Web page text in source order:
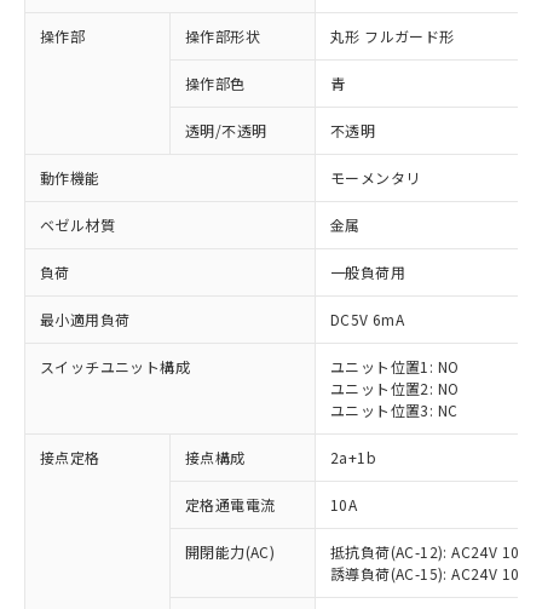
操作部 操作部形状 丸形 フルガード形
操作部色 青
透明/不透明 不透明
動作機能 モーメンタリ
ベゼル材質 金属
負荷 一般負荷用
最小適用負荷 DC5V 6mA
スイッチユニット構成
ユニット位置1: NO
ユニット位置2: NO
ユニット位置3: NC
接点定格 接点構成 2a+1b
定格通電電流 10A
開閉能力(AC)
抵抗負荷(AC-12): AC24V 10A/
誘導負荷(AC-15): AC24V
※1 対応状況
対応済み：EU RoHS指令（10物質）の
非含有に対応した製品が提供可能な商品で
対応予定：EU RoHS指令（10物質）の非含